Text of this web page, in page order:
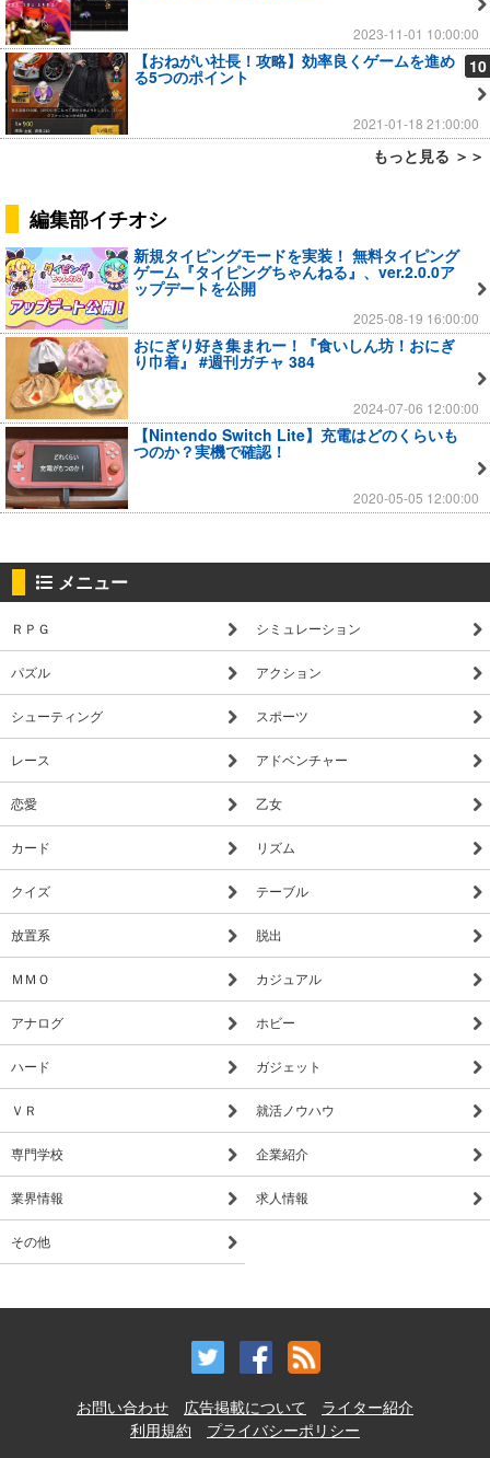
2023-11-01 10:00:00
10
【おねがい社長！攻略】効率良くゲームを進め
る5つのポイント
2021-01-18 21:00:00
もっと見る ＞＞
編集部イチオシ
新規タイピングモードを実装！ 無料タイピング
ゲーム『タイピングちゃんねる』、ver.2.0.0ア
ップデートを公開
2025-08-19 16:00:00
おにぎり好き集まれー！『食いしん坊！おにぎ
り巾着』 #週刊ガチャ 384
2024-07-06 12:00:00
【Nintendo Switch Lite】充電はどのくらいも
つのか？実機で確認！
2020-05-05 12:00:00
メニュー
ＲＰＧ シミュレーション
パズル アクション
シューティング スポーツ
レース アドベンチャー
恋愛 乙女
カード リズム
クイズ テーブル
放置系 脱出
ＭＭＯ カジュアル
アナログ ホビー
ハード ガジェット
ＶＲ 就活ノウハウ
専門学校 企業紹介
業界情報 求人情報
その他
お問い合わせ 広告掲載について
ライター紹介
利用規約
プライバシーポリシー